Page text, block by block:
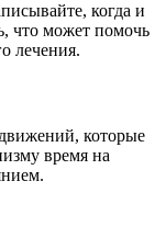
когда и
что может помочь
лечения.
которые
время на